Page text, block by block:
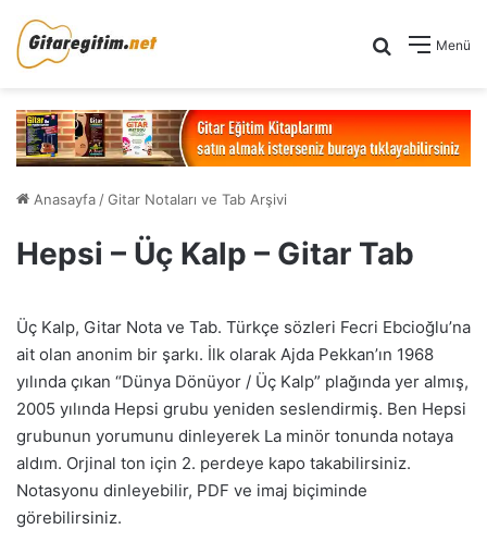
Menü
Arama yap
Anasayfa /Gitar Notaları ve Tab Arşivi
Hepsi – Üç Kalp – Gitar Tab
Üç Kalp, Gitar Nota ve Tab. Türkçe sözleri Fecri Ebcioğlu’na
ait olan anonim bir şarkı. İlk olarak Ajda Pekkan’ın 1968
yılında çıkan “Dünya Dönüyor / Üç Kalp” plağında yer almış,
2005 yılında Hepsi grubu yeniden seslendirmiş. Ben Hepsi
grubunun yorumunu dinleyerek La minör tonunda notaya
aldım. Orjinal ton için 2. perdeye kapo takabilirsiniz.
Notasyonu dinleyebilir, PDF ve imaj biçiminde
görebilirsiniz.